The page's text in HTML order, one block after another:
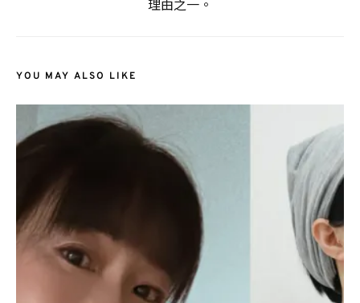
理由之一。
YOU MAY ALSO LIKE